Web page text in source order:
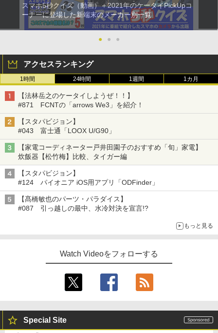
スマホ5秒クイズ（動画）＋2021年のケータイPickUpコ
ーナーに登場した新端末のメーカー別一覧
● ● ●
アクセスランキング
1時間 24時間 1週間 1カ月
【法林岳之のケータイしようぜ！！】
#871 FCNTの「arrows We3」を紹介！
【スタパビジョン】
#043 富士通「LOOX U/G90」
【家電コーディネーター戸井田園子のおすすめ「旬」家電】
炊飯器【松竹梅】比較、タイガー編
【スタパビジョン】
#124 パイオニア iOS用アプリ「ODFinder」
【髙橋敏也のパーツ・パラダイス】
#087 引っ越しの最中、水冷対決を宣言!?
もっと見る
Watch Videoをフォローする
Special Site